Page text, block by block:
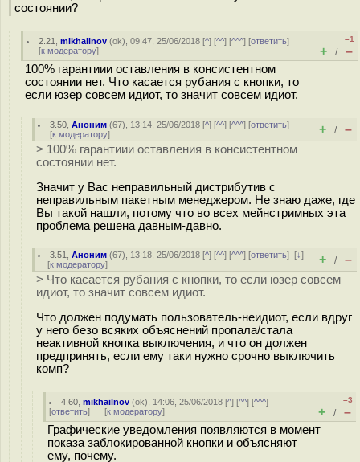
состоянии?
2.21 ,mikhailnov (ok), 09:47, 25/06/2018 [^] [^^] [^^^] [ответить]
[к модератору]
–1
+ / –
100% гарантиии оставления в консистентном
состоянии нет. Что касается рубания с кнопки, то
если юзер совсем идиот, то значит совсем идиот.
3.50 ,Аноним (67), 13:14, 25/06/2018 [^] [^^] [^^^] [ответить]
[к модератору] + / –
> 100% гарантиии оставления в консистентном
состоянии нет.
Значит у Вас неправильный дистрибутив с
неправильным пакетным менеджером. Не знаю даже, где
Вы такой нашли, потому что во всех мейнстримных эта
проблема решена давным-давно.
3.51 ,Аноним (67), 13:18, 25/06/2018 [^] [^^] [^^^] [ответить][↓]
[к модератору] + / –
> Что касается рубания с кнопки, то если юзер совсем
идиот, то значит совсем идиот.
Что должен подумать пользователь-неидиот, если вдруг
у него безо всяких объяснений пропала/стала
неактивной кнопка выключения, и что он должен
предпринять, если ему таки нужно срочно выключить
комп?
4.60 ,mikhailnov (ok), 14:06, 25/06/2018 [^] [^^] [^^^]
[ответить] [к модератору]
–3
+ / –
Графические уведомления появляются в момент
показа заблокированной кнопки и объясняют
ему, почему.